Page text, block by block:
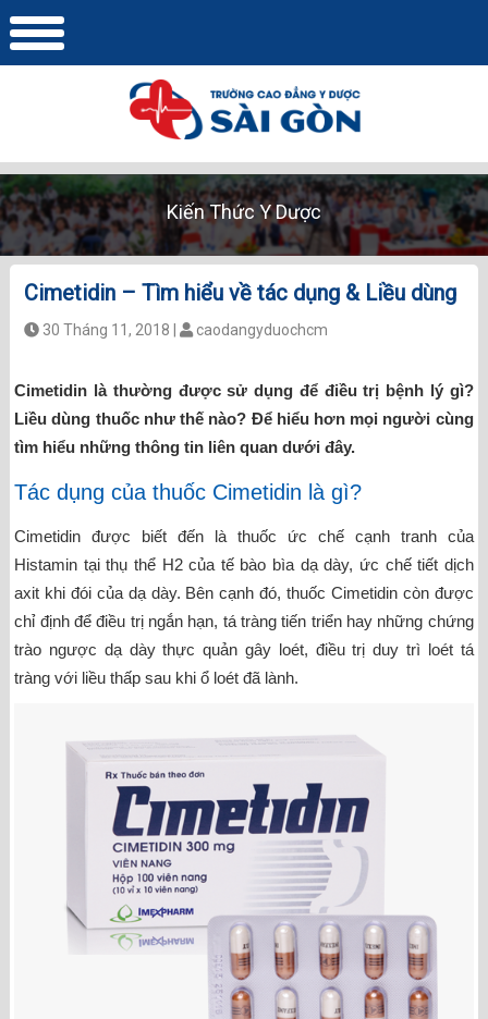
Kiến Thức Y Dược
Cimetidin – Tìm hiểu về tác dụng & Liều dùng
30 Tháng 11, 2018 | caodangyduochcm
Cimetidin là thường được sử dụng để điều trị bệnh lý gì?
Liều dùng thuốc như thế nào? Để hiểu hơn mọi người cùng
tìm hiểu những thông tin liên quan dưới đây.
Tác dụng của thuốc Cimetidin là gì?
Cimetidin được biết đến là thuốc ức chế cạnh tranh của
Histamin tại thụ thể H2 của tế bào bìa dạ dày, ức chế tiết dịch
axit khi đói của dạ dày. Bên cạnh đó, thuốc Cimetidin còn được
chỉ định để điều trị ngắn hạn, tá tràng tiến triển hay những chứng
trào ngược dạ dày thực quản gây loét, điều trị duy trì loét tá
tràng với liều thấp sau khi ổ loét đã lành.